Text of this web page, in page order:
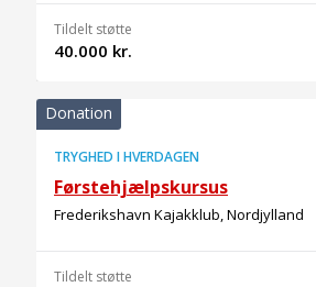
Tildelt støtte
40.000 kr.
Donation
TRYGHED I HVERDAGEN
Førstehjælpskursus
Frederikshavn Kajakklub, Nordjylland
Tildelt støtte